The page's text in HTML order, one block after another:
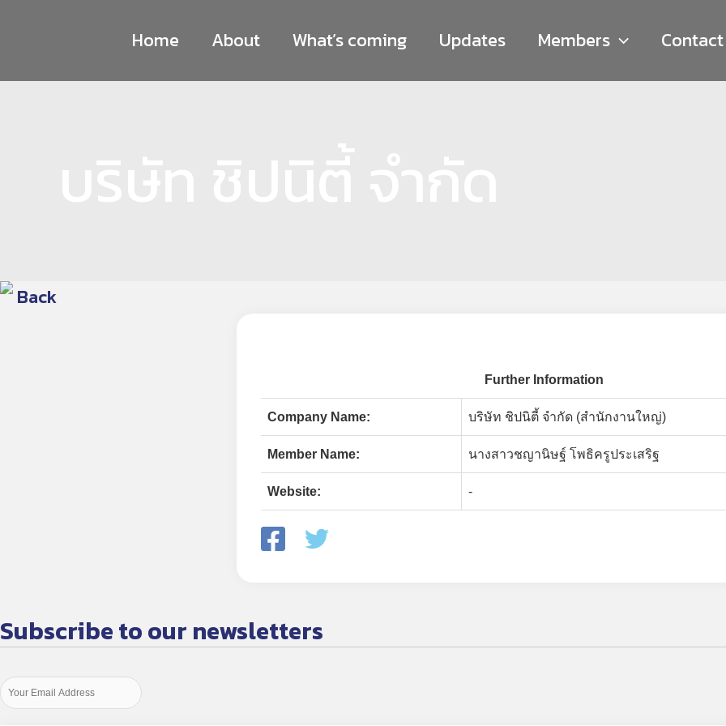
Home About What’s coming​ Updates Members Contact
Back
Further Information
Company Name: บริษัท ชิปนิตี้ จำกัด (สำนักงานใหญ่)
Member Name: นางสาวชญานิษฐ์ โพธิครูประเสริฐ
Website: -
Subscribe to our newsletters